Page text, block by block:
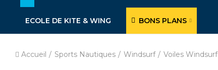
ECOLE DE KITE & WING BONS PLANS
Accueil Sports Nautiques Windsurf Voiles Windsurf